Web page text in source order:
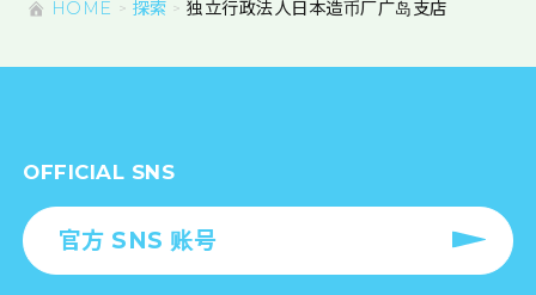
HOME 探索 独立行政法人日本造币厂广岛支店
OFFICIAL SNS
官方 SNS 账号